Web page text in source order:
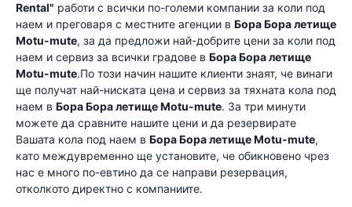
Rental" работи с всички по-големи компании за коли под
наем и преговаря с местните агенции в Бора Бора летище
Motu-mute, за да предложи най-добрите цени за коли под
наем и сервиз за всички градове в Бора Бора летище
Motu-mute.По този начин нашите клиенти знаят, че винаги
ще получат най-ниската цена и сервиз за тяхната кола под
наем в Бора Бора летище Motu-mute. За три минути
можете да сравните нашите цени и да резервирате
Вашата кола под наем в Бора Бора летище Motu-mute,
като междувременно ще установите, че обикновено чрез
нас е много по-евтино да се направи резервация,
отколкото директно с компаниите.